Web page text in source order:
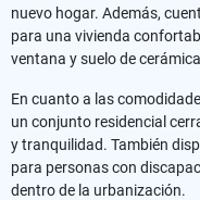
nuevo hogar. Además,
para una vivienda
ventana y suelo de
En cuanto a las
un conjunto residencial
y tranquilidad. También
para personas con
dentro de la urbanización.